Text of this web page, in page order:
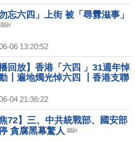
忘六四」上街 被「尋釁滋事」
06 13:20:52
播回放】香港「六四 」31週年悼
┃遍地燭光悼六四 ┃香港支聯
04 21:36:22
焦72】三、中共統戰部、國安部
貪腐黑幕驚人